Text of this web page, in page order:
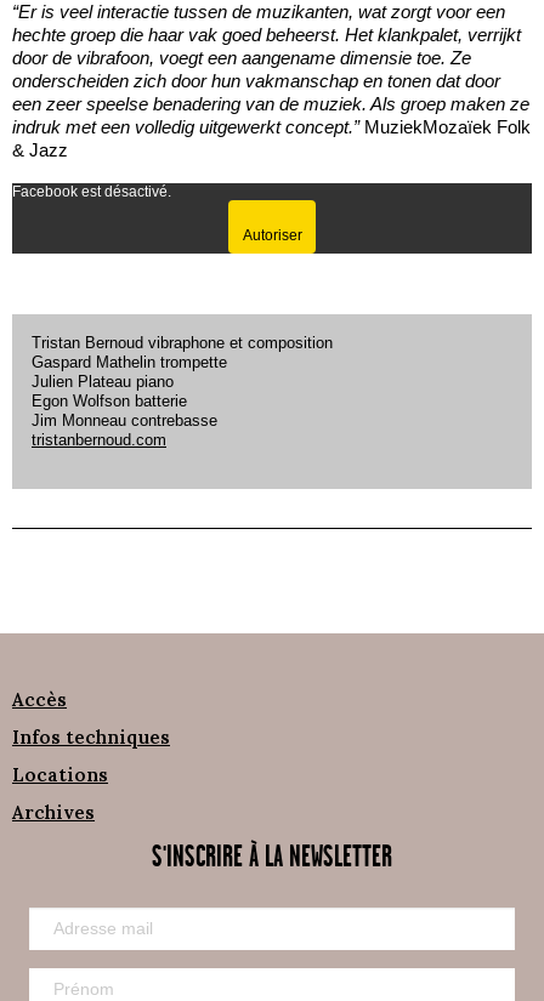
“Er is veel interactie tussen de muzikanten, wat zorgt voor een
hechte groep die haar vak goed beheerst. Het klankpalet, verrijkt
door de vibrafoon, voegt een aangename dimensie toe. Ze
onderscheiden zich door hun vakmanschap en tonen dat door
een zeer speelse benadering van de muziek. Als groep maken ze
indruk met een volledig uitgewerkt concept.” MuziekMozaïek Folk
& Jazz
Facebook est désactivé.
Autoriser
Tristan Bernoud vibraphone et composition
Gaspard Mathelin trompette
Julien Plateau piano
Egon Wolfson batterie
Jim Monneau contrebasse
tristanbernoud.com
Accès
Infos techniques
Locations
Archives
S'INSCRIRE À LA NEWSLETTER